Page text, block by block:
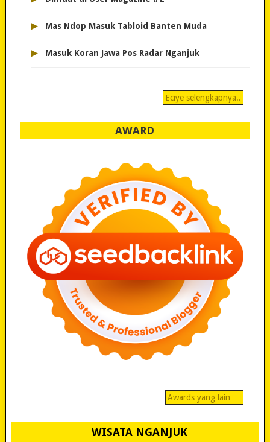
▸ Mas Ndop Masuk Tabloid Banten Muda
▸ Masuk Koran Jawa Pos Radar Nganjuk
Eciye selengkapnya..
AWARD
Awards yang lain…
WISATA NGANJUK